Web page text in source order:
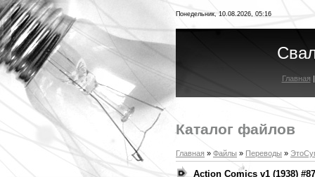
Понедельник, 10.08.2026, 05:16
Главная
Каталог файлов
Главная » Файлы » Переводы »
Action Comics v1 (1938)